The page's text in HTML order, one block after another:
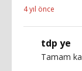
4 yıl önce
tdp ye
Tamam